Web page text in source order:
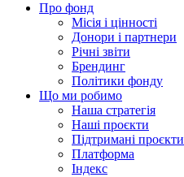
Про фонд
Місія і цінності
Донори і партнери
Річні звіти
Брендинг
Політики фонду
Що ми робимо
Наша стратегія
Наші проєкти
Підтримані проєкти
Платформа
Індекс